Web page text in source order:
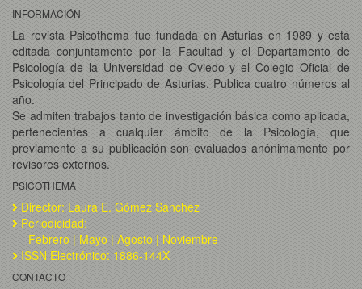
INFORMACIÓN
La revista Psicothema fue fundada en Asturias en 1989 y está
editada conjuntamente por la Facultad y el Departamento de
Psicología de la Universidad de Oviedo y el Colegio Oficial de
Psicología del Principado de Asturias. Publica cuatro números al
año.
Se admiten trabajos tanto de investigación básica como aplicada,
pertenecientes a cualquier ámbito de la Psicología, que
previamente a su publicación son evaluados anónimamente por
revisores externos.
PSICOTHEMA
Director: Laura E. Gómez Sánchez
Periodicidad:
Febrero | Mayo | Agosto | Noviembre
ISSN Electrónico: 1886-144X
CONTACTO